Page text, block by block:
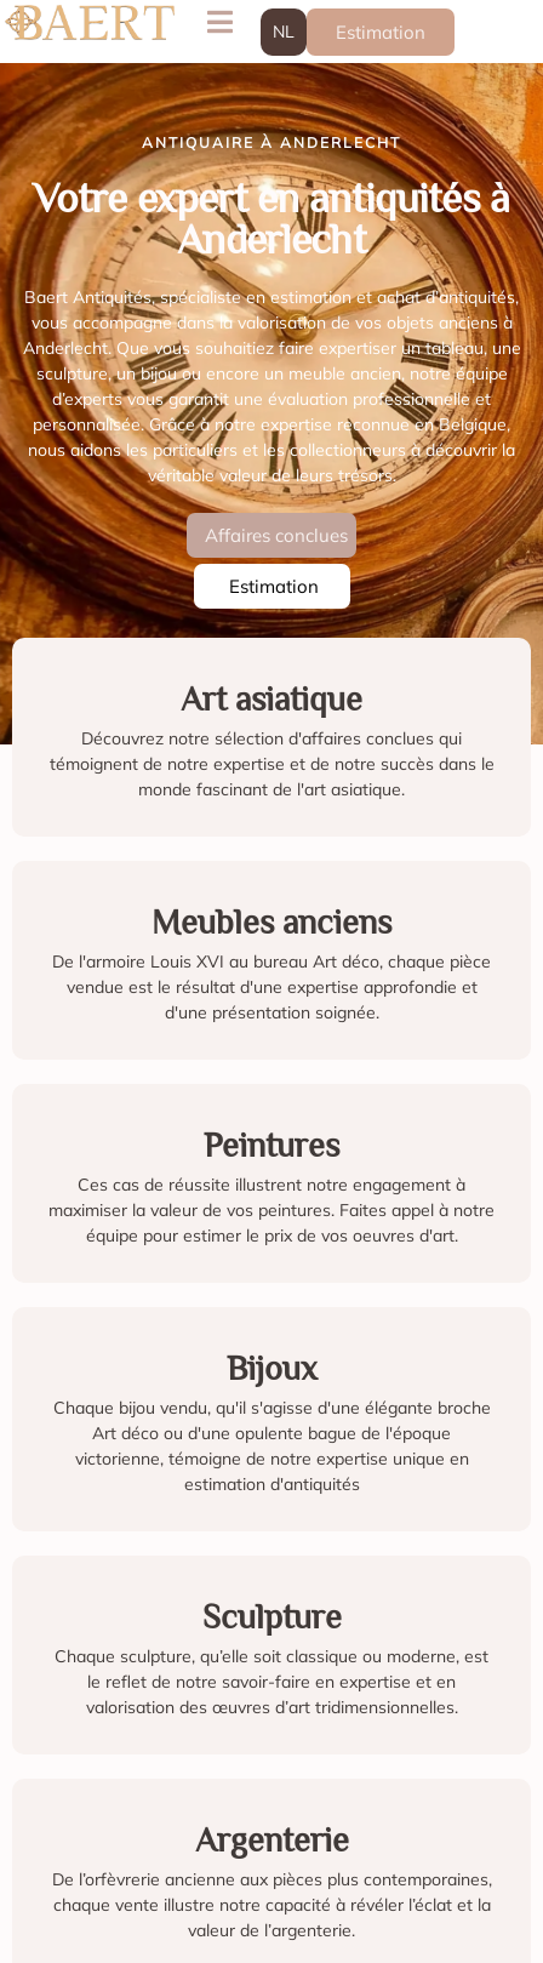
NL Estimation
ANTIQUAIRE À ANDERLECHT
Votre expert en antiquités à
Anderlecht
Baert Antiquités, spécialiste en estimation et achat d’antiquités,
vous accompagne dans la valorisation de vos objets anciens à
Anderlecht. Que vous souhaitiez faire expertiser un tableau, une
sculpture, un bijou ou encore un meuble ancien, notre équipe
d’experts vous garantit une évaluation professionnelle et
personnalisée. Grâce à notre expertise reconnue en Belgique,
nous aidons les particuliers et les collectionneurs à découvrir la
véritable valeur de leurs trésors.
Affaires conclues
Estimation
Art asiatique
Découvrez notre sélection d'affaires conclues qui
témoignent de notre expertise et de notre succès dans le
monde fascinant de l'art asiatique.
Meubles anciens
De l'armoire Louis XVI au bureau Art déco, chaque pièce
vendue est le résultat d'une expertise approfondie et
d'une présentation soignée.
Peintures
Ces cas de réussite illustrent notre engagement à
maximiser la valeur de vos peintures. Faites appel à notre
équipe pour estimer le prix de vos oeuvres d'art.
Bijoux
Chaque bijou vendu, qu'il s'agisse d'une élégante broche
Art déco ou d'une opulente bague de l'époque
victorienne, témoigne de notre expertise unique en
estimation d'antiquités
Sculpture
Chaque sculpture, qu’elle soit classique ou moderne, est
le reflet de notre savoir-faire en expertise et en
valorisation des œuvres d’art tridimensionnelles.
Argenterie
De l’orfèvrerie ancienne aux pièces plus contemporaines,
chaque vente illustre notre capacité à révéler l’éclat et la
valeur de l’argenterie.